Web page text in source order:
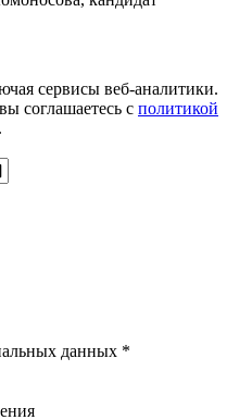
сервисы веб-аналитики.
соглашаетесь с политикой
данных *